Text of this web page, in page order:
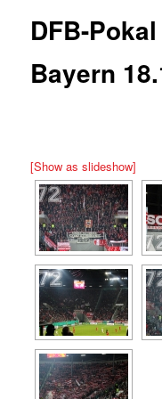
DFB-
Bayern
[Show as slideshow]